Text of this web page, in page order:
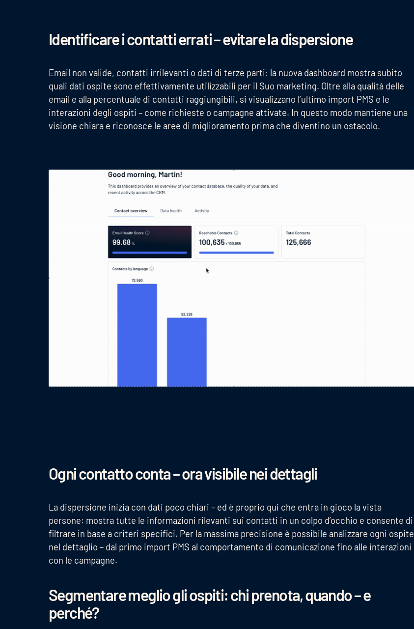
Identificare i contatti errati – evitare la dispersione
Email non valide, contatti irrilevanti o dati di terze parti: la nuova dashboard mostra subito
quali dati ospite sono effettivamente utilizzabili per il Suo marketing. Oltre alla qualità delle
email e alla percentuale di contatti raggiungibili, si visualizzano l’ultimo import PMS e le
interazioni degli ospiti – come richieste o campagne attivate. In questo modo mantiene una
visione chiara e riconosce le aree di miglioramento prima che diventino un ostacolo.
Ogni contatto conta – ora visibile nei dettagli
La dispersione inizia con dati poco chiari – ed è proprio qui che entra in gioco la vista
persone: mostra tutte le informazioni rilevanti sui contatti in un colpo d’occhio e consente di
filtrare in base a criteri specifici. Per la massima precisione è possibile analizzare ogni ospite
nel dettaglio – dal primo import PMS al comportamento di comunicazione fino alle interazioni
con le campagne.
Segmentare meglio gli ospiti: chi prenota, quando – e
perché?